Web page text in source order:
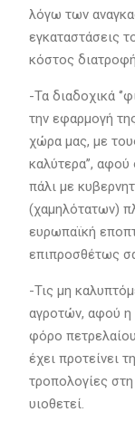
λόγω των
εγκαταστάσεις
κόστος
-Τα διαδοχικά
την εφαρμογή
χώρα μας, με
καλύτερα’’,
πάλι με
(χαμηλότατων)
ευρωπαϊκή
επιπροσθέτως
-Τις μη
αγροτών, αφού η
φόρο
έχει προτείνει
τροπολογίες
υιοθετεί.